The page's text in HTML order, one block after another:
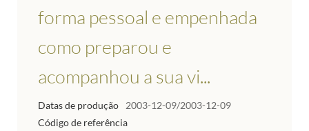
forma pessoal e empenhada
como preparou e
acompanhou a sua vi...
Datas de produção
2003-12-09/2003-12-09
Código de referência